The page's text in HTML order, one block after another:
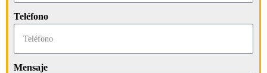
Teléfono
Mensaje